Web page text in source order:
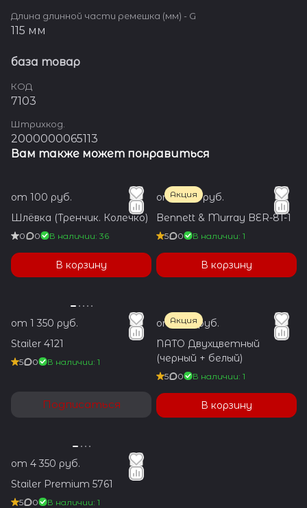
Длина длинной части ремешка (мм) - G
115 мм
база товар
КОД
7103
Штрихкод.
2000000065113
Вам также может понравиться
от 100 руб.
Шлёвка (Тренчик. Колечко)
0 0 В наличии: 36
В корзину
Акция
от 3 550 руб.
Bennett & Murray BER-81-1
5 0 В наличии: 1
В корзину
от 1 350 руб.
Stailer 4121
5 0 В наличии: 1
Подписаться
Акция
от 700 руб.
NATO Двухцветный
(черный + белый)
5 0 В наличии: 1
В корзину
от 4 350 руб.
Stailer Premium 5761
5 0 В наличии: 1